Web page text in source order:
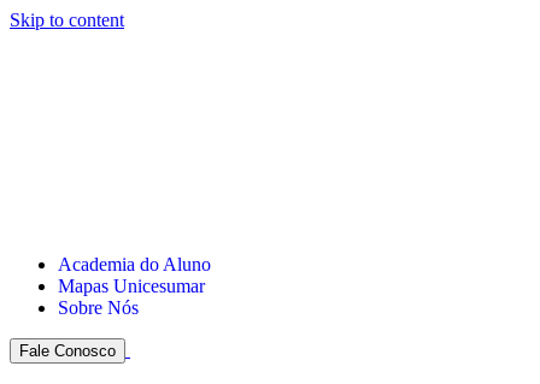
Skip to content
Academia do Aluno
Mapas Unicesumar
Sobre Nós
Fale Conosco